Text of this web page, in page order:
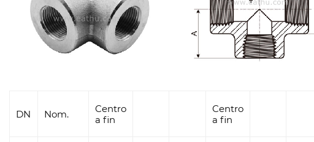
Acero al
16Mn,
etc.
Acero
A694 F70,
DN Nom.
Centro
a fin
Centro
a fin